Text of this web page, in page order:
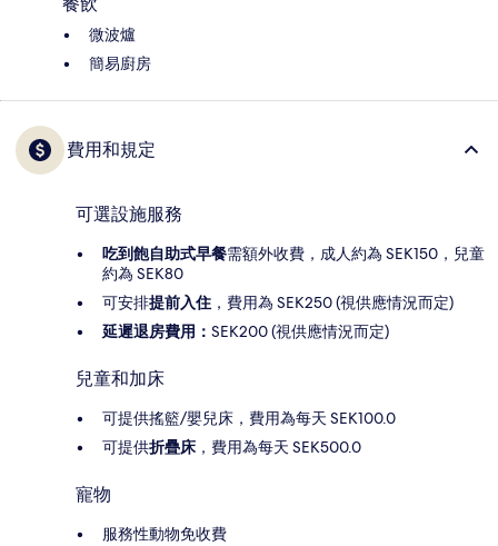
微波爐
簡易廚房
費用和規定
可選設施服務
吃到飽自助式早餐需額外收費，成人約為 SEK150，兒童
約為 SEK80
可安排提前入住 ，費用為 SEK250 (視供應情況而定)
延遲退房費用： SEK200 (視供應情況而定)
兒童和加床
可提供搖籃/嬰兒床，費用為每天 SEK100.0
可提供折疊床 ，費用為每天 SEK500.0
寵物
服務性動物免收費